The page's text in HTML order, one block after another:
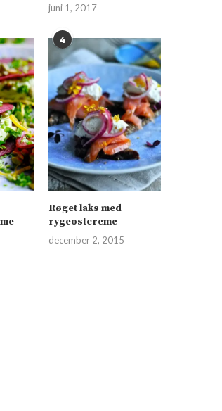
juni 1, 2017
4
Røget laks med
rygeostcreme
december 2, 2015